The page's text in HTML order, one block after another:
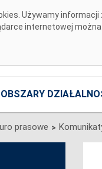
Używamy
internetowej
OBSZARY
prasowe >